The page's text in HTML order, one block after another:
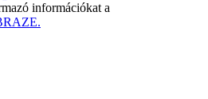
információkat a